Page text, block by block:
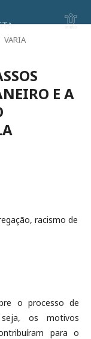
VARIA
E A
racismo de
o processo de
os motivos
para o